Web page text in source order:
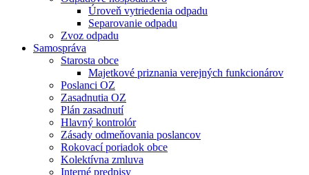
Úroveň vytriedenia odpadu
Separovanie odpadu
Zvoz odpadu
Samospráva
Starosta obce
Majetkové priznania verejných funkcionárov
Poslanci OZ
Zasadnutia OZ
Plán zasadnutí
Hlavný kontrolór
Zásady odmeňovania poslancov
Rokovací poriadok obce
Kolektívna zmluva
Interné predpisy